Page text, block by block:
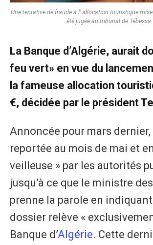
Une tentative de fraude à l' allocation touristique
été jugée au tribunal de Tébessa.
La Banque d’Algérie, aurait
feu vert» en vue du
la fameuse allocation
€, décidée par le président
Annoncée pour mars dernier,
reportée au mois de mai et
veilleuse » par les autorités
jusqu’à ce que le ministre
prenne la parole en
dossier relève «
Banque d’Algérie. Cette